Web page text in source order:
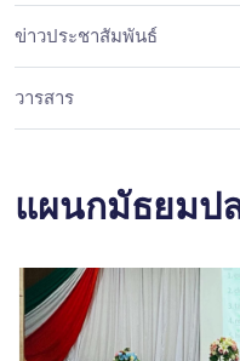
แผนกมัธยมป
ข่าวประชาสัมพันธ์
วารสาร